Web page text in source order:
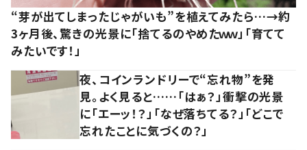
“芽が出てしまったじゃがいも”を植えてみたら…→約
3ヶ月後、驚きの光景に「捨てるのやめたｗｗ」「育てて
みたいです！」
夜、コインランドリーで“忘れ物”を発
見。よく見ると……「はぁ？」衝撃の光景
に「エーッ！？」「なぜ落ちてる？」「どこで
忘れたことに気づくの？」